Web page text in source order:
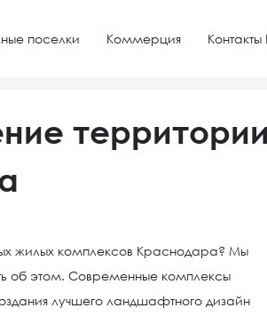
поселки Коммерция
жилых комплексов Краснодара? Мы
об этом. Современные комплексы
лучшего ландшафтного дизайн